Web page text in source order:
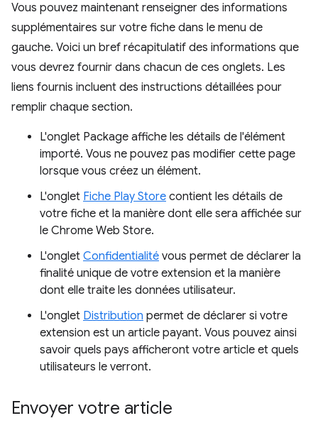
Vous pouvez maintenant renseigner des informations
supplémentaires sur votre fiche dans le menu de
gauche. Voici un bref récapitulatif des informations que
vous devrez fournir dans chacun de ces onglets. Les
liens fournis incluent des instructions détaillées pour
remplir chaque section.
L'onglet Package affiche les détails de l'élément
importé. Vous ne pouvez pas modifier cette page
lorsque vous créez un élément.
L'onglet Fiche Play Store contient les détails de
votre fiche et la manière dont elle sera affichée sur
le Chrome Web Store.
L'onglet Confidentialité vous permet de déclarer la
finalité unique de votre extension et la manière
dont elle traite les données utilisateur.
L'onglet Distribution permet de déclarer si votre
extension est un article payant. Vous pouvez ainsi
savoir quels pays afficheront votre article et quels
utilisateurs le verront.
Envoyer votre article